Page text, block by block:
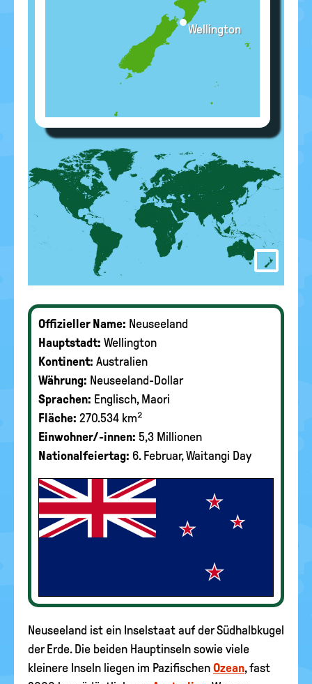
Wellington
Offizieller Name: Neuseeland
Hauptstadt: Wellington
Kontinent: Australien
Währung: Neuseeland-Dollar
Sprachen: Englisch, Maori
Fläche: 270.534 km²
Einwohner/-innen: 5,3 Millionen
Nationalfeiertag: 6. Februar, Waitangi Day
Neuseeland ist ein Inselstaat auf der Südhalbkugel
der Erde. Die beiden Hauptinseln sowie viele
kleinere Inseln liegen im Pazifischen Ozean, fast